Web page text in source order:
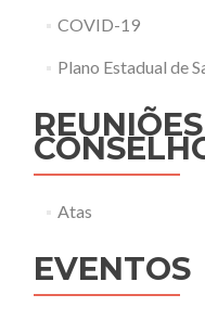
COVID-19
Plano Estadual de
Atas
EVENTOS